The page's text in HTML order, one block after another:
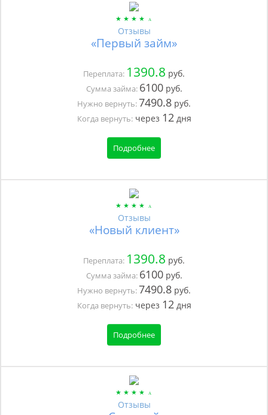
Отзывы
«Первый займ»
Переплата: 1390.8 руб.
Сумма займа: 6100руб.
Нужно вернуть:7490.8 руб.
Когда вернуть:через 12дня
Подробнее
Отзывы
«Новый клиент»
Переплата: 1390.8 руб.
Сумма займа: 6100руб.
Нужно вернуть:7490.8 руб.
Когда вернуть:через 12дня
Подробнее
Отзывы